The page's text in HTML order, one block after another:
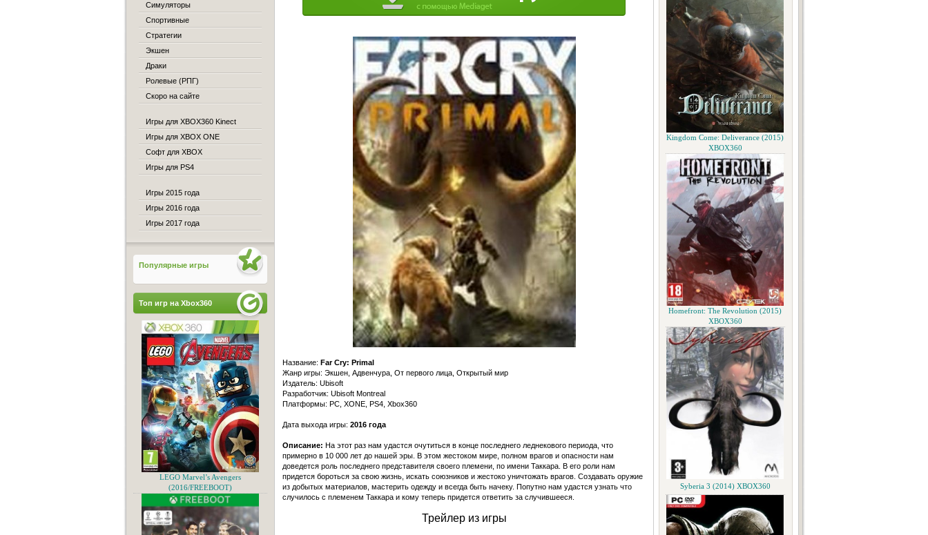
Kingdom Come: Deliverance (2015)
XBOX360
Homefront: The Revolution (2015)
XBOX360
Syberia 3 (2014) XBOX360
Название: Far Cry: Primal
Жанр игры: Экшен, Адвенчура, От первого лица, Открытый мир
Издатель: Ubisoft
Разработчик: Ubisoft Montreal
Платформы: PC, XONE, PS4, Xbox360
Дата выхода игры: 2016 года
Описание: На этот раз нам удастся очутитьcя в конце последнего леднекового периода, что
примерно в 10 000 лет до нашей эры. В этом жестоком мире, полном врагов и опасности нам
доведется роль последнего представителя своего племени, по имени Таккара. В его роли нам
придется бороться за свою жизнь, искать союзников и жестоко уничтожать врагов. Создавать оружие
из добытых материалов, мастерить одежду и всегда быть начеку. Попутно нам удастся узнать что
случилось с племенем Таккара и кому теперь придется ответить за случившееся.
Трейлер из игры
Симуляторы
Спортивные
Стратегии
Экшен
Драки
Ролевые (РПГ)
Скоро на сайте
Игры для XBOX360 Kinect
Игры для XBOX ONE
Софт для XBOX
Игры для PS4
Игры 2015 года
Игры 2016 года
Игры 2017 года
Популярные игры
Топ игр на Xbox360
LEGO Marvel’s Avengers
(2016/FREEBOOT)